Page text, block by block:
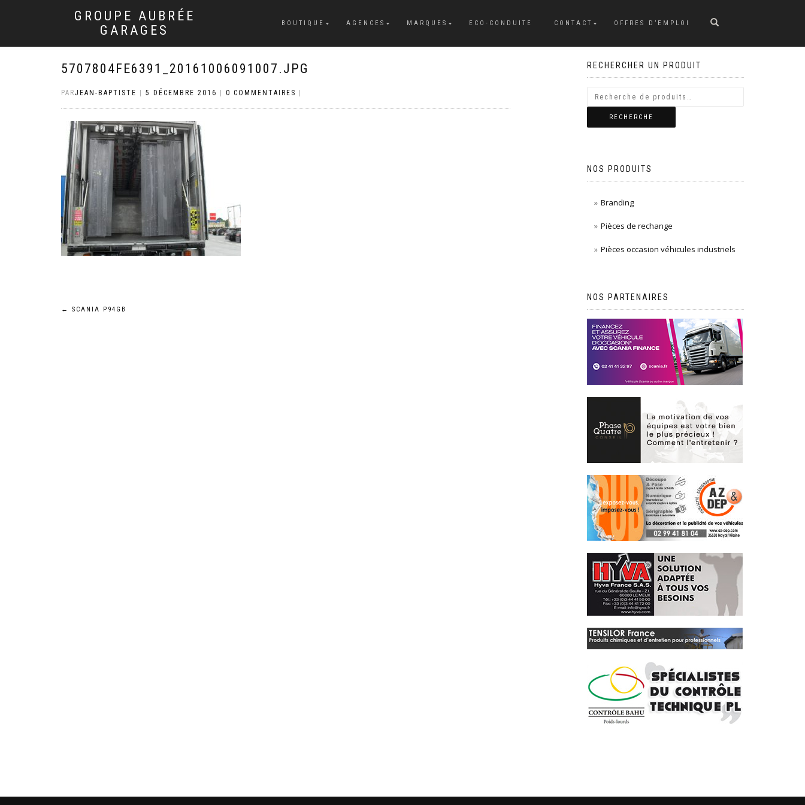
GROUPE AUBRÉE
GARAGES
BOUTIQUE AGENCES MARQUES ECO-CONDUITE CONTACT OFFRES D’EMPLOI
5707804FE6391_20161006091007.JPG
PARJEAN-BAPTISTE 5 DÉCEMBRE 2016 0 COMMENTAIRES
Navigation
← SCANIA P94GB
RECHERCHER UN PRODUIT
RECHERCHE
NOS PRODUITS
Branding
Pièces de rechange
Pièces occasion véhicules industriels
NOS PARTENAIRES